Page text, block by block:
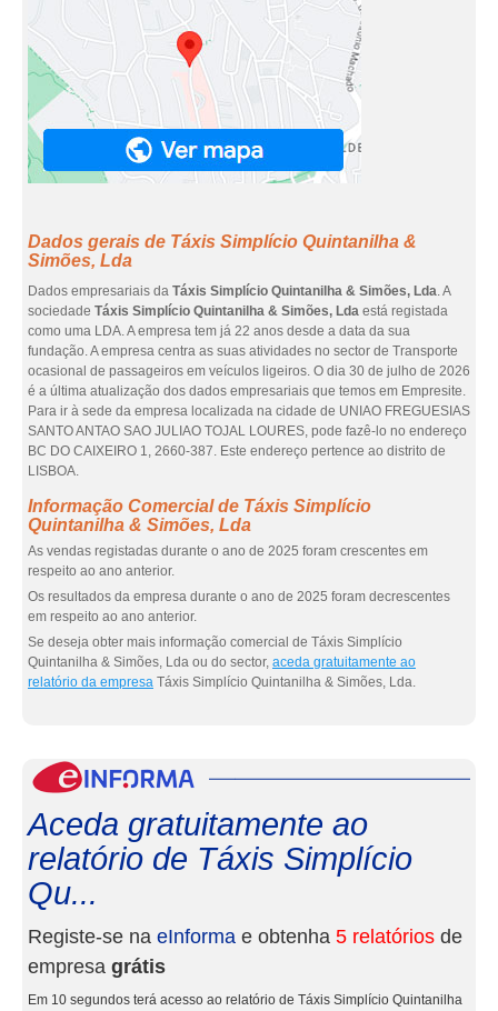
Dados gerais de Táxis Simplício Quintanilha &
Simões, Lda
Dados empresariais da Táxis Simplício Quintanilha & Simões, Lda. A
sociedade Táxis Simplício Quintanilha & Simões, Lda está registada
como uma LDA. A empresa tem já 22 anos desde a data da sua
fundação. A empresa centra as suas atividades no sector de Transporte
ocasional de passageiros em veículos ligeiros. O dia 30 de julho de 2026
é a última atualização dos dados empresariais que temos em Empresite.
Para ir à sede da empresa localizada na cidade de UNIAO FREGUESIAS
SANTO ANTAO SAO JULIAO TOJAL LOURES, pode fazê-lo no endereço
BC DO CAIXEIRO 1, 2660-387. Este endereço pertence ao distrito de
LISBOA.
Informação Comercial de Táxis Simplício
Quintanilha & Simões, Lda
As vendas registadas durante o ano de 2025 foram crescentes em
respeito ao ano anterior.
Os resultados da empresa durante o ano de 2025 foram decrescentes
em respeito ao ano anterior.
Se deseja obter mais informação comercial de Táxis Simplício
Quintanilha & Simões, Lda ou do sector, aceda gratuitamente ao
relatório da empresa Táxis Simplício Quintanilha & Simões, Lda.
Aceda gratuitamente ao
relatório de Táxis Simplício
Qu...
Registe-se na eInforma e obtenha 5 relatórios de
empresa grátis
Em 10 segundos terá acesso ao relatório de Táxis Simplício Quintanilha